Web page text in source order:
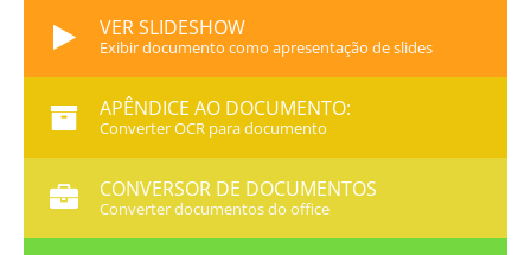
VER SLIDESHOW
Exibir documento como apresentação de slides
APÊNDICE AO DOCUMENTO:
Converter OCR para documento
CONVERSOR DE DOCUMENTOS
Converter documentos do office